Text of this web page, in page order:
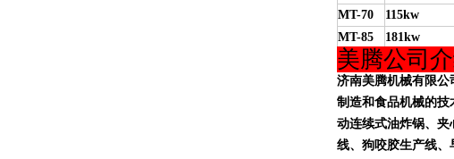
MT-70
115kw
MT-85
181kw
美腾公司
济南美腾机械有限
制造和食品机械的技
动连续式油炸锅、
线、狗咬胶生产线